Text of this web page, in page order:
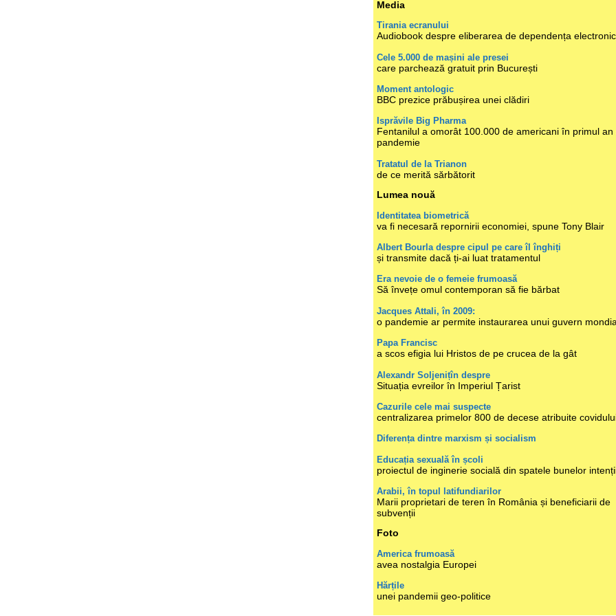
Media
Tirania ecranului
Audiobook despre eliberarea de dependența
Cele 5.000 de mașini ale presei
care parchează gratuit prin București
Moment antologic
BBC prezice prăbușirea unei clădiri
Isprăvile Big Pharma
Fentanilul a omorât 100.000 de americani în primul an
pandemie
Tratatul de la Trianon
de ce merită sărbătorit
Lumea nouă
Identitatea biometrică
va fi necesară repornirii economiei, spune Tony Blair
Albert Bourla despre cipul pe care îl înghiți
și transmite dacă ți-ai luat tratamentul
Era nevoie de o femeie frumoasă
Să învețe omul contemporan să fie bărbat
Jacques Attali, în 2009:
o pandemie ar permite instaurarea unui guvern
Papa Francisc
a scos efigia lui Hristos de pe crucea de la gât
Alexandr Soljenițîn despre
Situația evreilor în Imperiul Țarist
Cazurile cele mai suspecte
centralizarea primelor 800 de decese atribuite
Diferența dintre marxism și socialism
Educația sexuală în școli
proiectul de inginerie socială din spatele bunelor
Arabii, în topul latifundiarilor
Marii proprietari de teren în România și beneficiarii de
subvenții
Foto
America frumoasă
avea nostalgia Europei
Hărțile
unei pandemii geo-politice